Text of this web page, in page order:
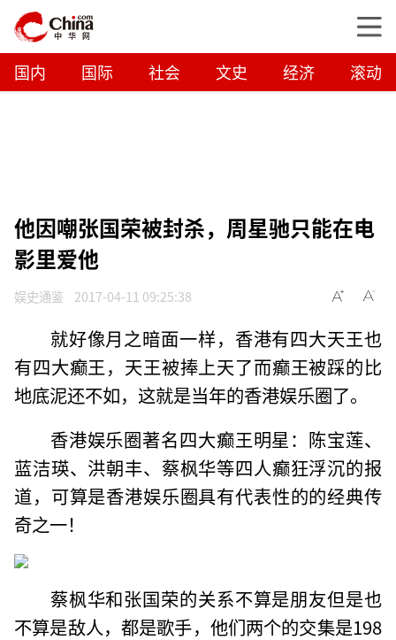
国内 国际 社会 文史 经济 滚动
他因嘲张国荣被封杀，周星驰只能在电
影里爱他
娱史通鉴 2017-04-11 09:25:38
就好像月之暗面一样，香港有四大天王也
有四大癫王，天王被捧上天了而癫王被踩的比
地底泥还不如，这就是当年的香港娱乐圈了。
香港娱乐圈著名四大癫王明星：陈宝莲、
蓝洁瑛、洪朝丰、蔡枫华等四人癫狂浮沉的报
道，可算是香港娱乐圈具有代表性的的经典传
奇之一！
蔡枫华和张国荣的关系不算是朋友但是也
不算是敌人，都是歌手，他们两个的交集是198